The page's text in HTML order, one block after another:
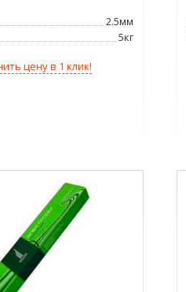
2.5мм
5кг
цену в 1 клик!